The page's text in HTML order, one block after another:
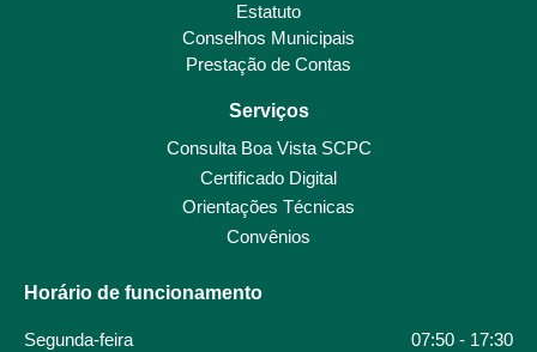
Estatuto
Conselhos Municipais
Prestação de Contas
Serviços
Consulta Boa Vista SCPC
Certificado Digital
Orientações Técnicas
Convênios
Horário de funcionamento
Segunda-feira
07:50 - 17:30